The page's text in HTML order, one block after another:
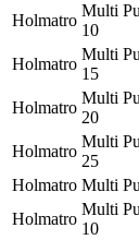
Holmatro
Multi
10
Holmatro
Multi
15
Holmatro
Multi
20
Holmatro
Multi
25
Holmatro Multi
Holmatro
Multi
10